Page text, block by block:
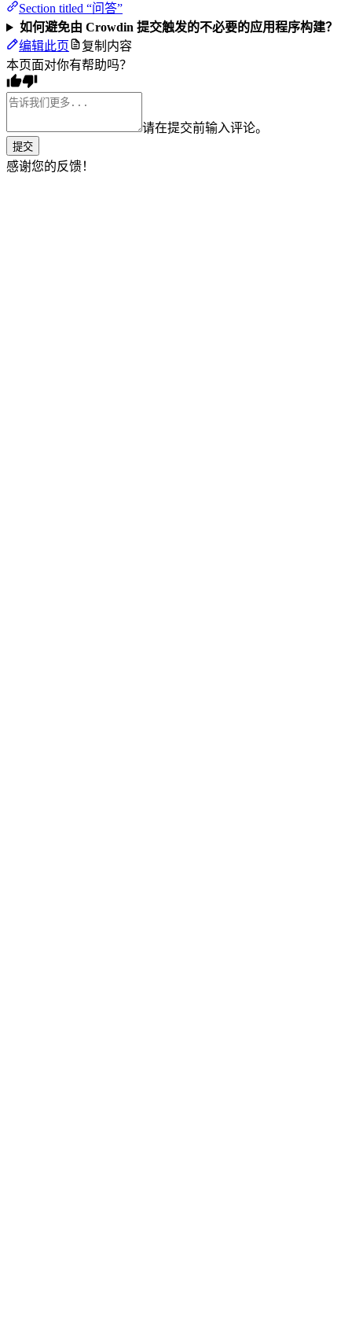
Section titled “问答”
如何避免由 Crowdin 提交触发的不必要的应用程序构建？
编辑此页
复制内容
本页面对你有帮助吗？
请在提交前输入评论。
提交
感谢您的反馈！